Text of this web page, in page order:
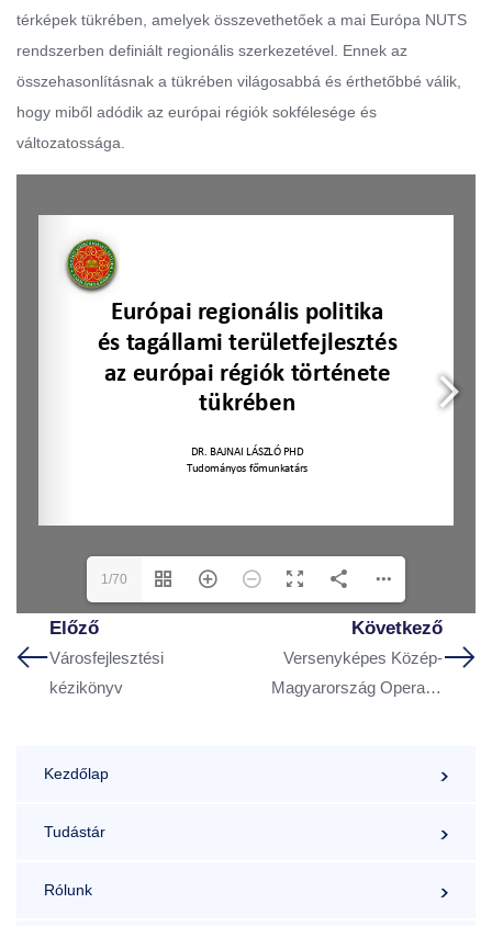
térképek tükrében, amelyek összevethetőek a mai Európa NUTS
rendszerben definiált regionális szerkezetével. Ennek az
összehasonlításnak a tükrében világosabbá és érthetőbbé válik,
hogy miből adódik az európai régiók sokfélesége és
változatossága.
1/70
Előző
Városfejlesztési
kézikönyv
Következő
Versenyképes Közép-
Magyarország Operatív
Kezdőlap
Tudástár
Rólunk